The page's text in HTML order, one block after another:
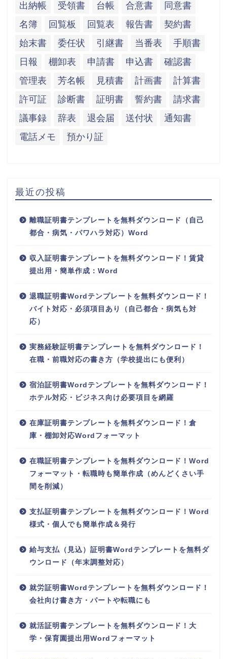
出納帳
受領書 台帳 合意書
同意書
名簿
回覧板 回覧表 報告書
契約書
始末書
委任状 引継書 当番表
手順書
日報
棚卸表 申請書 申込書
確認書
管理表
芳名帳 見積書 計画書
計算書
許可証
診断書 証明書 誓約書
請求書
議事録
辞表 退会届 送付状
通知書
電話メモ
預かり証
最近の投稿
離職証明書テンプレートを無料ダウンロード（自己
都合・病気・パワハラ対応）Word
収入証明書テンプレートを無料ダウンロード！賃貸
提出用・簡単作成：Word
退職証明書Wordテンプレートを無料ダウンロード！
バイト対応・必須項目あり（自己都合・病気も対
応）
実務経験証明書テンプレートを無料ダウンロード！
在職・前職対応の書き方（学校提出にも便利）
宿泊証明書Wordテンプレートを無料ダウンロード！
ホテル対応・ビジネス向け必要項目を網羅
在庫証明書テンプレートを無料ダウンロード！倉
庫・棚卸対応Wordフォーマット
在職証明書テンプレートを無料ダウンロード！Word
フォーマット・転職時も簡単作成（めんどくさい手
間を削減）
支払証明書テンプレートを無料ダウンロード！Word
様式・個人でも簡単作成＆発行
給与支払（見込）証明書Wordテンプレートを無料ダ
ウンロード（年末調整対応）
就労証明書Wordテンプレートを無料ダウンロード！
会社向け書き方・パートや転職にも
就活証明書テンプレートを無料ダウンロード！大
学・保育園提出用Wordフォーマット